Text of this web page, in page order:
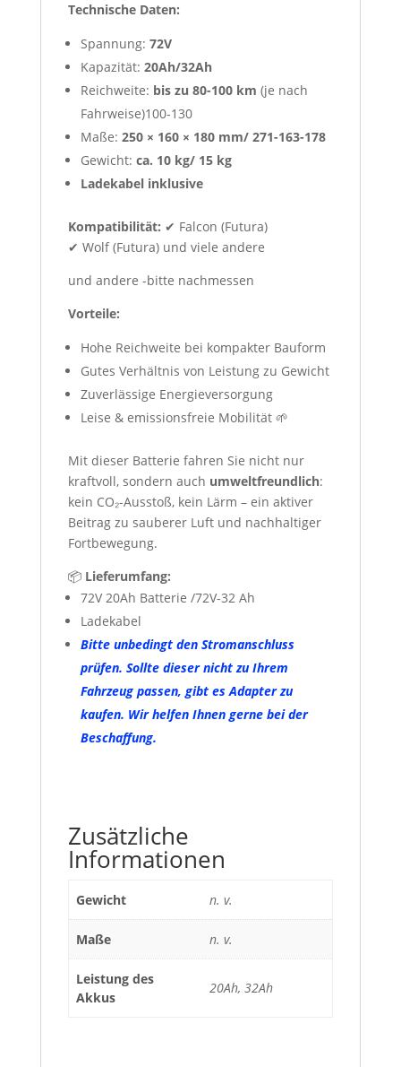
Technische Daten:
Spannung: 72V
Kapazität: 20Ah/32Ah
Reichweite: bis zu 80-100 km (je nach
Fahrweise)100-130
Maße: 250 × 160 × 180 mm/ 271-163-178
Gewicht: ca. 10 kg/ 15 kg
Ladekabel inklusive
Kompatibilität: ✔ Falcon (Futura)
✔ Wolf (Futura) und viele andere
und andere -bitte nachmessen
Vorteile:
Hohe Reichweite bei kompakter Bauform
Gutes Verhältnis von Leistung zu Gewicht
Zuverlässige Energieversorgung
Leise & emissionsfreie Mobilität 🌱
Mit dieser Batterie fahren Sie nicht nur
kraftvoll, sondern auch umweltfreundlich:
kein CO₂-Ausstoß, kein Lärm – ein aktiver
Beitrag zu sauberer Luft und nachhaltiger
Fortbewegung.
📦 Lieferumfang:
72V 20Ah Batterie /72V-32 Ah
Ladekabel
Bitte unbedingt den Stromanschluss
prüfen. Sollte dieser nicht zu Ihrem
Fahrzeug passen, gibt es Adapter zu
kaufen. Wir helfen Ihnen gerne bei der
Beschaffung.
Zusätzliche
Informationen
Gewicht n. v.
Maße n. v.
Leistung des
Akkus
20Ah, 32Ah